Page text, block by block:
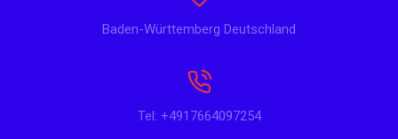
Baden-Württemberg Deutschland
Tel: +4917664097254